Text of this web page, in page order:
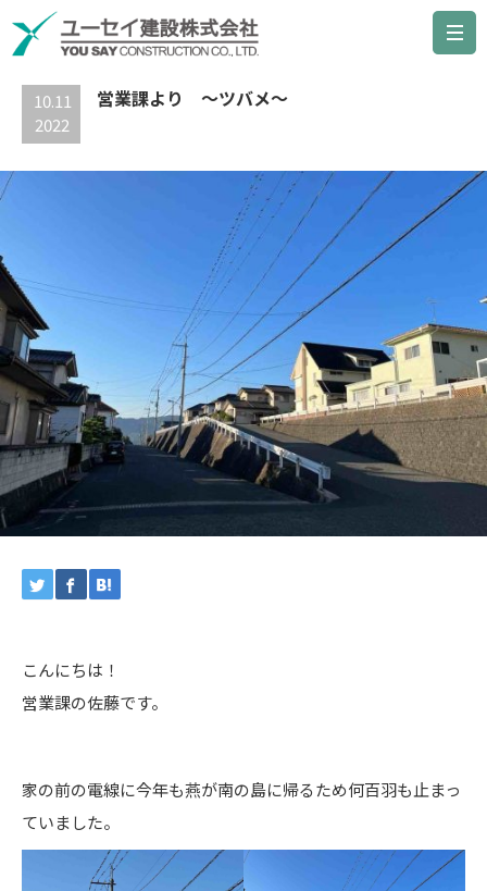
最新の記事
10.11
2022
営業課より ～ツバメ～
こんにちは！
営業課の佐藤です。
家の前の電線に今年も燕が南の島に帰るため何百羽も止まっ
ていました。